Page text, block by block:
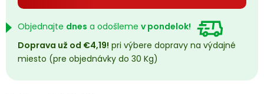
Přihlášení Registrace
Objednajte dnes a odošleme v pondelok!
Doprava už od €4,19! pri výbere dopravy na výdajné
miesto (pre objednávky do 30 Kg)